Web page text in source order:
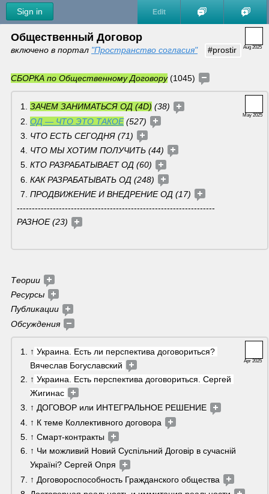
Sign in Edit
Aug 2025
Общественный Договор
включено в портал "Пространство согласия" #prostir
СБОРКА по Общественному Договору (1045)
May 2025
ЗАЧЕМ ЗАНИМАТЬСЯ ОД (4D) (38)
ОД — ЧТО ЭТО ТАКОЕ (527)
ЧТО ЕСТЬ СЕГОДНЯ (71)
ЧТО МЫ ХОТИМ ПОЛУЧИТЬ (44)
КТО РАЗРАБАТЫВАЕТ ОД (60)
КАК РАЗРАБАТЫВАТЬ ОД (248)
ПРОДВИЖЕНИЕ И ВНЕДРЕНИЕ ОД (17)
------------------------------------------------------------------
РАЗНОЕ (23)
Теории
Ресурсы
Публикации
Обсуждения
Apr 2025
↑ Украина. Есть ли перспектива договориться?
Вячеслав Богуславский
↑ Украина. Есть перспектива договориться. Сергей
Жигинас
↑ ДОГОВОР или ИНТЕГРАЛЬНОЕ РЕШЕНИЕ
↑ К теме Коллективного договора
↑ Смарт-контракты
↑ Чи можливий Новий Суспільний Договір в сучасній
Україні? Сергей Опря
↑ Договороспособность Гражданского общества